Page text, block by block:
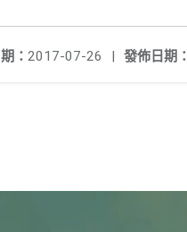
發佈日期：
： 2017-07-26 |